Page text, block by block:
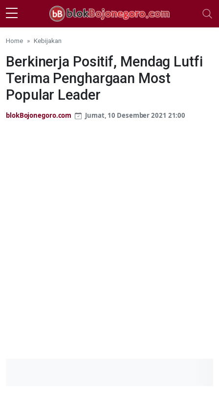
Skip to main content
Home Kebijakan
Berkinerja Positif, Mendag Lutfi
Terima Penghargaan Most
Popular Leader
blokBojonegoro.com Jumat, 10 Desember 2021 21:00